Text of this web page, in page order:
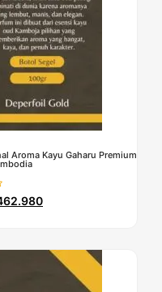
Aroma Kayu Gaharu Premium